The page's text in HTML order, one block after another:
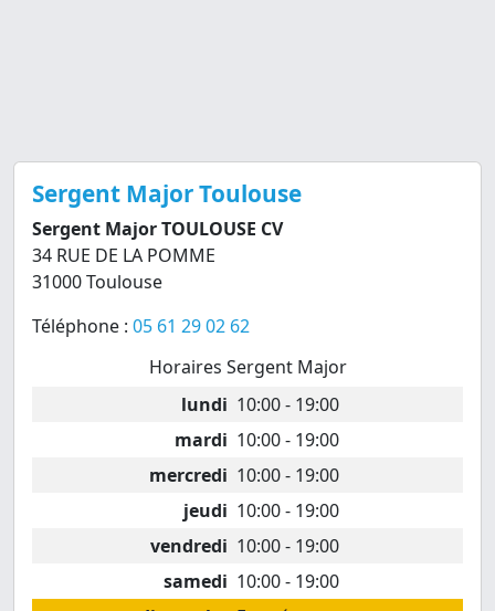
Sergent Major Toulouse
Sergent Major TOULOUSE CV
34 RUE DE LA POMME
31000 Toulouse
Téléphone : 05 61 29 02 62
Horaires Sergent Major
lundi 10:00 - 19:00
mardi 10:00 - 19:00
mercredi 10:00 - 19:00
jeudi 10:00 - 19:00
vendredi 10:00 - 19:00
samedi 10:00 - 19:00